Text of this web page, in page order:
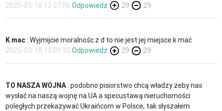
2025-03-18 13:27:06 Odpowiedz 29 29
K mac: Wyjmijcie moralnośc z d to nie jest jej miejsce k mać
2025-03-18 13:09:32Odpowiedz 29 29
TO NASZA WOJNA: podobno pisiorstwo chcą władzy żeby nas
wysłać na naszą wojnę na UA a specustawą nieruchomości
poległych przekazywać Ukraińcom w Polsce, tak słyszałem